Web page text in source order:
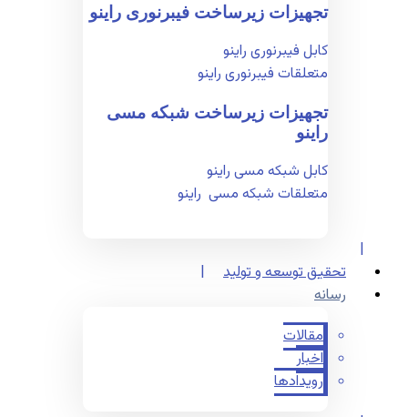
تجهیزات زیر‌ساخت فیبر‌نوری راینو
کابل فیبر‌نوری راینو
متعلقات فیبر‌نوری راینو
تجهیزات زیر‌ساخت شبکه مسی
راینو
کابل شبکه مسی راینو
متعلقات شبکه مسی راینو
تحقیق توسعه و تولید
رسانه
مقالات
اخبار
رویدادها